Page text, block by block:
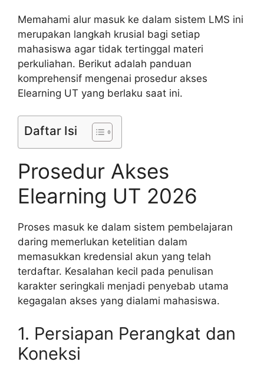
Memahami alur masuk ke dalam sistem LMS ini
merupakan langkah krusial bagi setiap
mahasiswa agar tidak tertinggal materi
perkuliahan. Berikut adalah panduan
komprehensif mengenai prosedur akses
Elearning UT yang berlaku saat ini.
Daftar Isi
Prosedur Akses
Elearning UT 2026
Proses masuk ke dalam sistem pembelajaran
daring memerlukan ketelitian dalam
memasukkan kredensial akun yang telah
terdaftar. Kesalahan kecil pada penulisan
karakter seringkali menjadi penyebab utama
kegagalan akses yang dialami mahasiswa.
1. Persiapan Perangkat dan
Koneksi